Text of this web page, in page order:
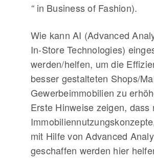
“ in Business of Fashion).
Wie kann AI (Advanced
In-Store Technologies)
werden/helfen, um die
besser gestalteten Shops/
Gewerbeimmobilien zu
Erste Hinweise zeigen, dass
mit Hilfe von Advanced
geschaffen werden hier